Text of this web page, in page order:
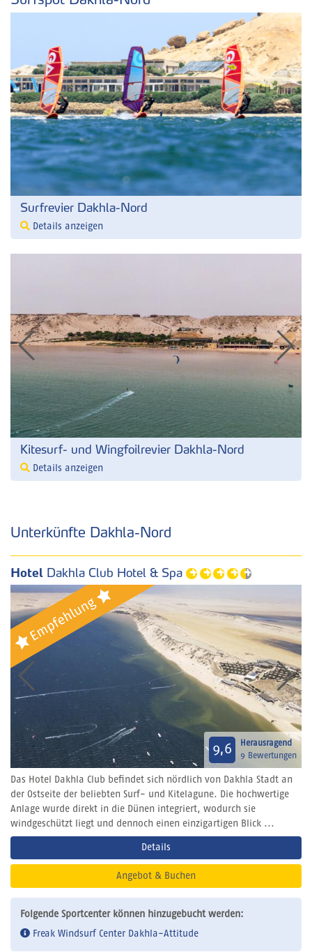
Surfrevier Dakhla-Nord
Details anzeigen
Kitesurf- und Wingfoilrevier Dakhla-Nord
Details anzeigen
Unterkünfte Dakhla-Nord
Hotel Dakhla Club Hotel & Spa
9,6
Herausragend
9 Bewertungen
Das Hotel Dakhla Club befindet sich nördlich von Dakhla Stadt an
der Ostseite der beliebten Surf- und Kitelagune. Die hochwertige
Anlage wurde direkt in die Dünen integriert, wodurch sie
windgeschützt liegt und dennoch einen einzigartigen Blick ...
Details
Angebot & Buchen
Folgende Sportcenter können hinzugebucht werden:
Freak Windsurf Center Dakhla-Attitude